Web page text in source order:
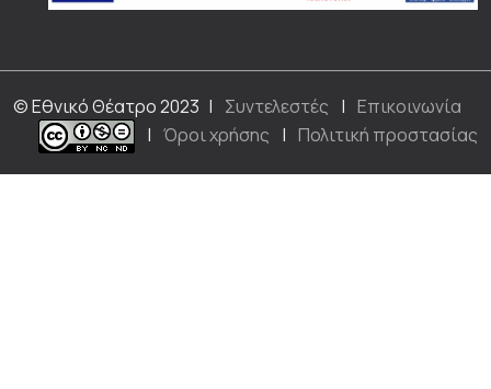
© Εθνικό Θέατρο 2023 | Συντελεστές | Επικοινωνία
| Όροι χρήσης | Πολιτική προστασίας